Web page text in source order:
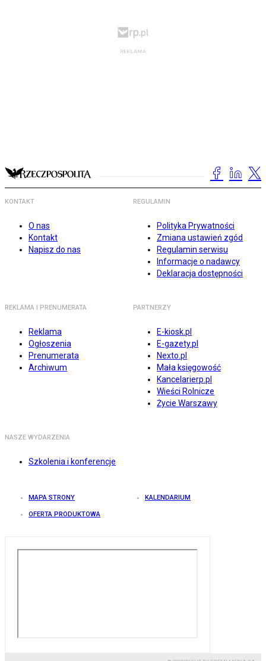
KONTAKT
O nas
Kontakt
Napisz do nas
REGULAMIN
Polityka Prywatności
Zmiana ustawień zgód
Regulamin serwisu
Informacje o nadawcy
Deklaracja dostępności
REKLAMA I PRENUMERATA
Reklama
Ogłoszenia
Prenumerata
Archiwum
PARTNERZY
E-kiosk.pl
E-gazety.pl
Nexto.pl
Mała księgowość
Kancelarierp.pl
Wieści Rolnicze
Życie Warszawy
NASZE WYDARZENIA
Szkolenia i konferencje
MAPA STRONY KALENDARIUM
OFERTA PRODUKTOWA